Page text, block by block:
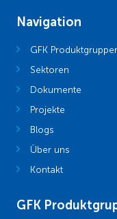
Navigation
GFK
Sektoren
Dokumente
Projekte
Blogs
Über uns
Kontakt
GFK